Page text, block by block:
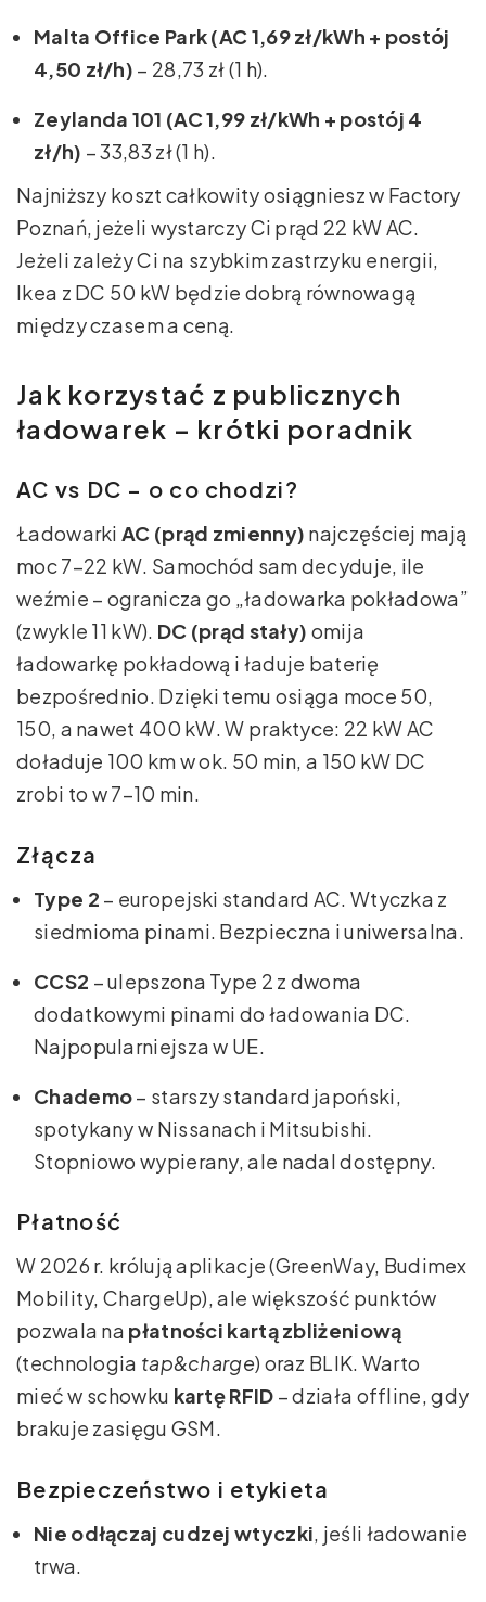
Malta Office Park (AC 1,69 zł/kWh + postój
4,50 zł/h) – 28,73 zł (1 h).
Zeylanda 101 (AC 1,99 zł/kWh + postój 4
zł/h) – 33,83 zł (1 h).
Najniższy koszt całkowity osiągniesz w Factory
Poznań, jeżeli wystarczy Ci prąd 22 kW AC.
Jeżeli zależy Ci na szybkim zastrzyku energii,
Ikea z DC 50 kW będzie dobrą równowagą
między czasem a ceną.
Jak korzystać z publicznych
ładowarek – krótki poradnik
AC vs DC – o co chodzi?
Ładowarki AC (prąd zmienny) najczęściej mają
moc 7–22 kW. Samochód sam decyduje, ile
weźmie – ogranicza go „ładowarka pokładowa”
(zwykle 11 kW). DC (prąd stały) omija
ładowarkę pokładową i ładuje baterię
bezpośrednio. Dzięki temu osiąga moce 50,
150, a nawet 400 kW. W praktyce: 22 kW AC
doładuje 100 km w ok. 50 min, a 150 kW DC
zrobi to w 7–10 min.
Złącza
Type 2 – europejski standard AC. Wtyczka z
siedmioma pinami. Bezpieczna i uniwersalna.
CCS2 – ulepszona Type 2 z dwoma
dodatkowymi pinami do ładowania DC.
Najpopularniejsza w UE.
Chademo– starszy standard japoński,
spotykany w Nissanach i Mitsubishi.
Stopniowo wypierany, ale nadal dostępny.
Płatność
W 2026 r. królują aplikacje (GreenWay, Budimex
Mobility, ChargeUp), ale większość punktów
pozwala na płatności kartą zbliżeniową
(technologia tap&charge) oraz BLIK. Warto
mieć w schowku kartę RFID – działa offline, gdy
brakuje zasięgu GSM.
Bezpieczeństwo i etykieta
Nie odłączaj cudzej wtyczki, jeśli ładowanie
trwa.